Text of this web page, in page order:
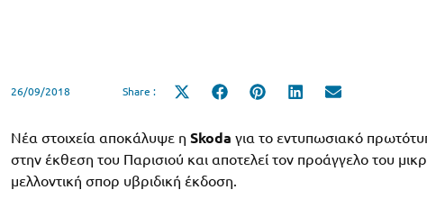
26/09/2018 Share :
Share
Share
Share
Share
Νέα στοιχεία αποκάλυψε η Skoda για το εντυπωσιακό
στην έκθεση του Παρισιού και αποτελεί τον προάγγελο του
μελλοντική σπορ υβριδική έκδοση.